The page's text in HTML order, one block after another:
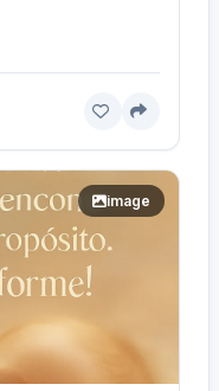
image